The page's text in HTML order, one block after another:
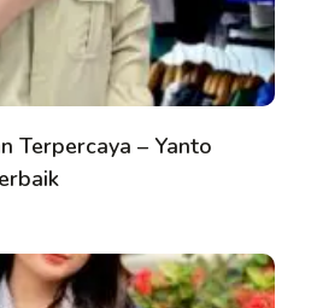
Terpercaya – Yanto